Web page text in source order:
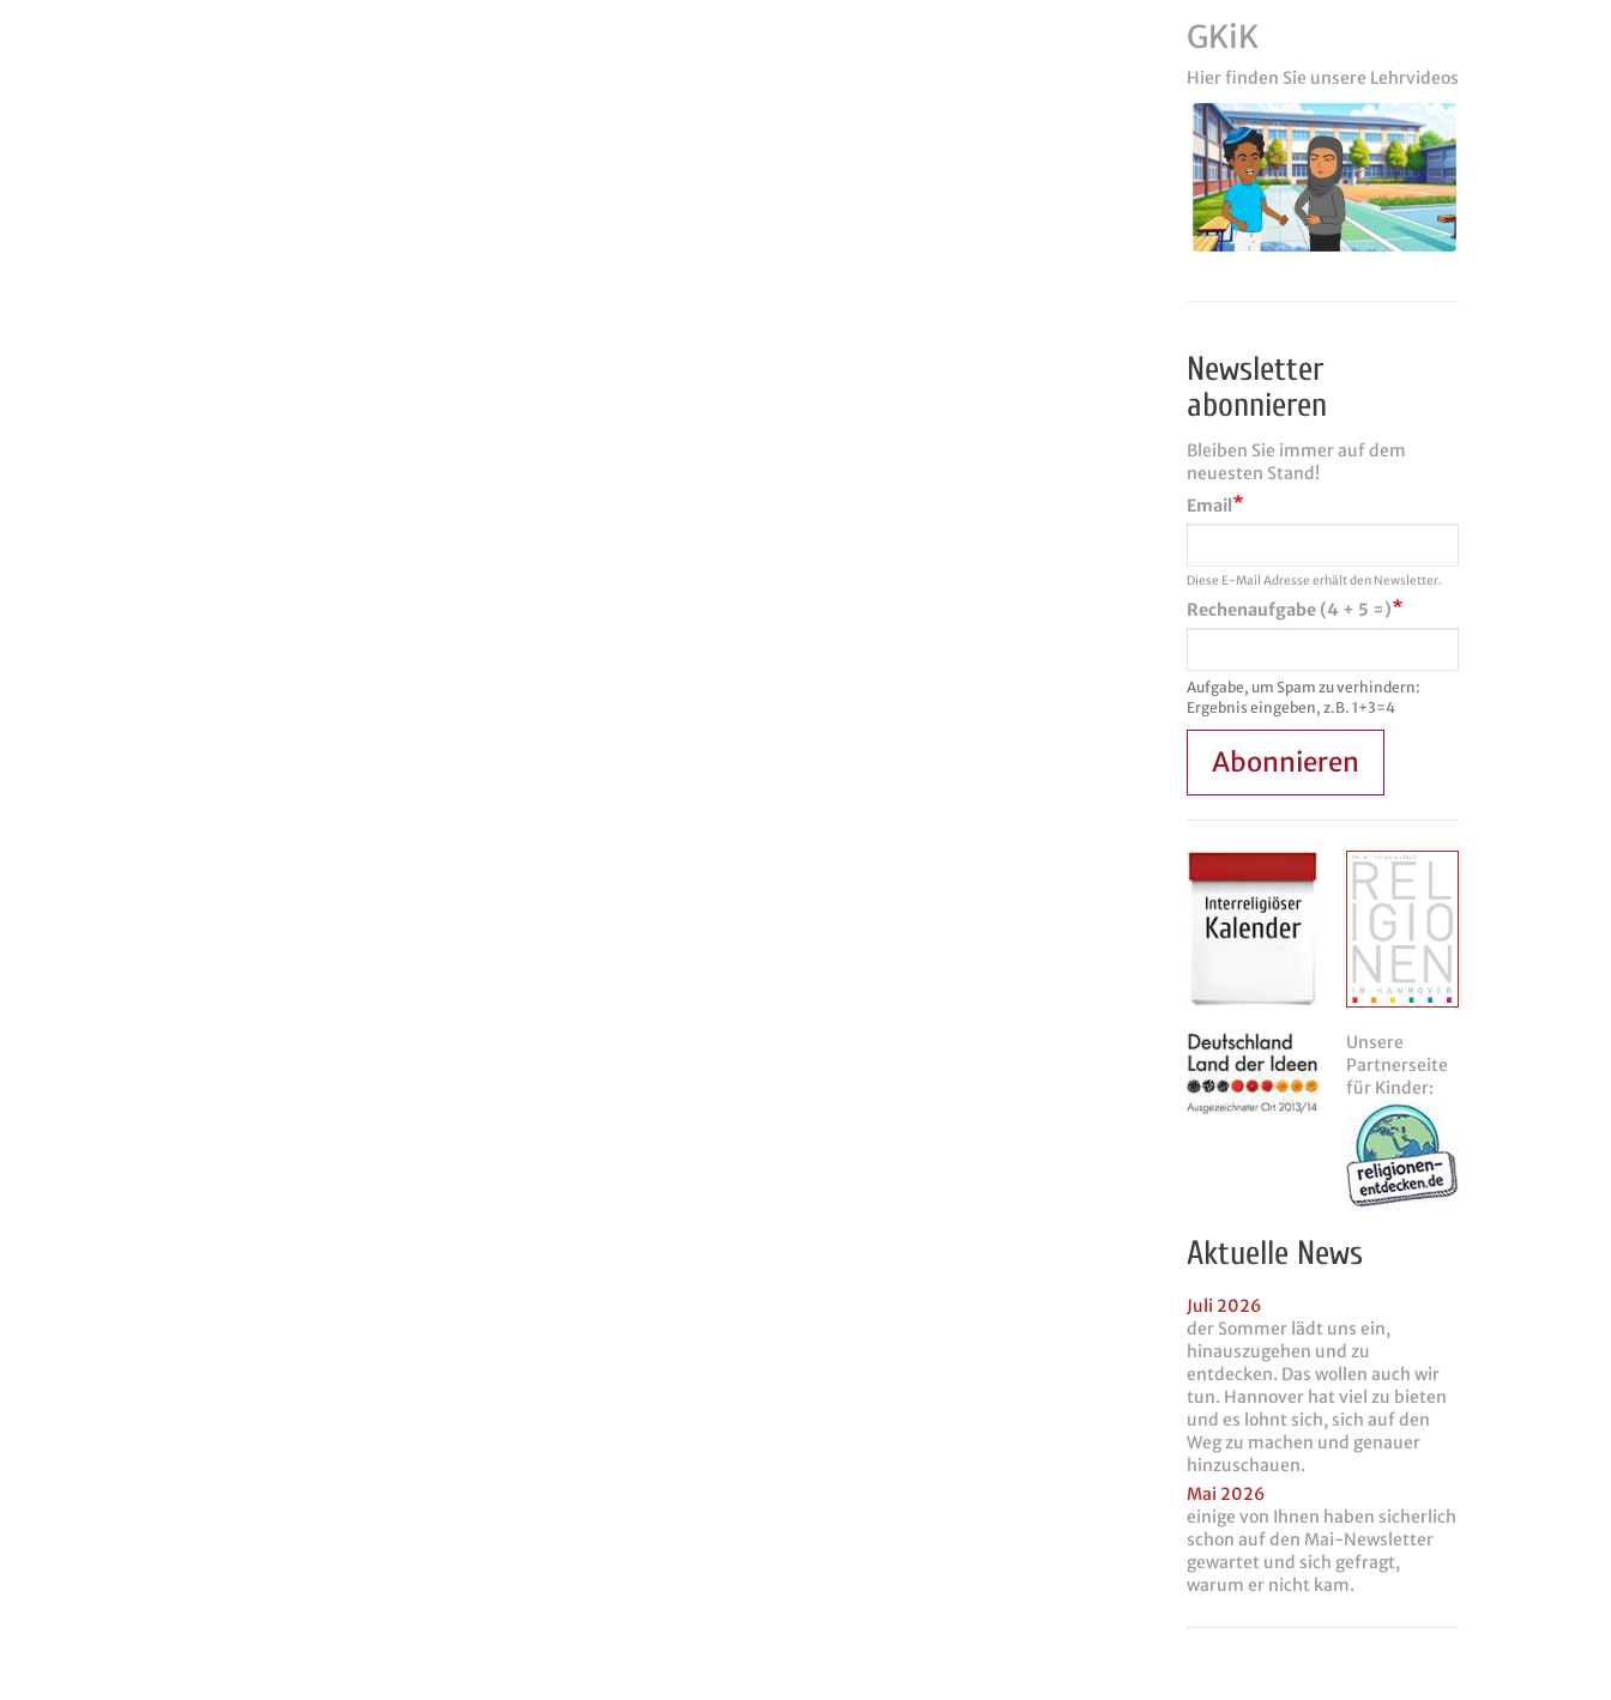
GKiK
Hier finden Sie unsere Lehrvideos
Newsletter
abonnieren
Email
Diese E-Mail Adresse erhält den Newsletter.
Bleiben Sie immer auf dem
neuesten Stand!
Rechenaufgabe (4 + 5 =)
Aufgabe, um Spam zu verhindern:
Ergebnis eingeben, z.B. 1+3=4
Abonnieren
Unsere
Partnerseite
für Kinder:
Aktuelle News
Juli 2026
der Sommer lädt uns ein,
hinauszugehen und zu
entdecken. Das wollen auch wir
tun. Hannover hat viel zu bieten
und es lohnt sich, sich auf den
Weg zu machen und genauer
hinzuschauen.
Mai 2026
einige von Ihnen haben sicherlich
schon auf den Mai-Newsletter
gewartet und sich gefragt,
warum er nicht kam.